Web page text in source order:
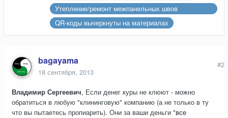
Утепление/ремонт межпанельных швов
ограждающей стены, квартира п44т последний
этаж
QR-коды вычеркнуты на материалах
bagayama
18 сентября, 2013
#2
Владимир Сергеевич, Если денег куры не клюют - можно
обратиться в любую "клининговую" компанию (а не только в ту
что вы пытаетесь пропиарить). Они за ваши деньги "все